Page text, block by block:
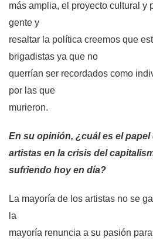
más amplia, el proyecto cultural y
gente y
resaltar la política creemos que
brigadistas ya que no
querrían ser recordados como
por las que
murieron.
En su opinión, ¿cuál es el papel
artistas en la crisis del
sufriendo hoy en día?
La mayoría de los artistas no se
la
mayoría renuncia a su pasión